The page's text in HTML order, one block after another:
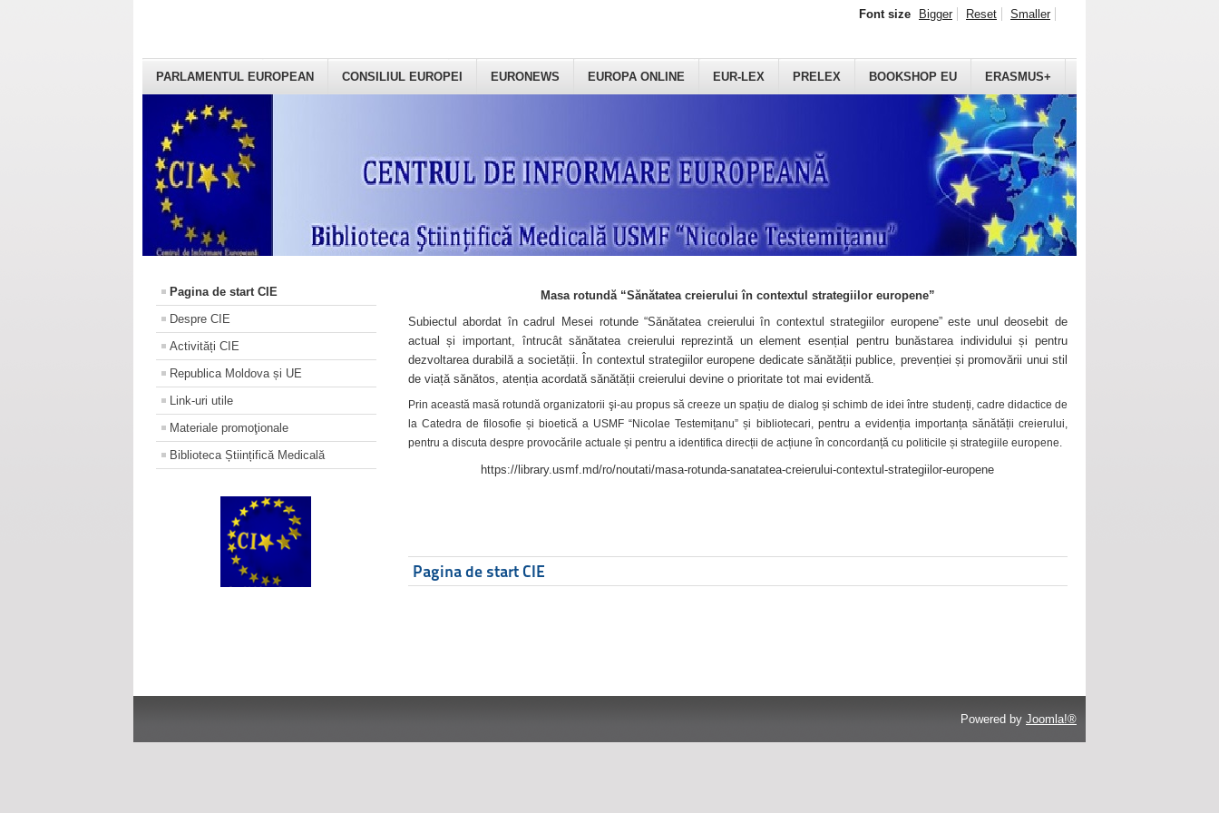
PARLAMENTUL EUROPEAN CONSILIUL EUROPEI EURONEWS EUROPA ONLINE EUR-LEX PRELEX BOOKSHOP EU ERASMUS+
Font size Bigger Reset Smaller
Pagina de start CIE
Despre CIE
Activități CIE
Republica Moldova și UE
Link-uri utile
Materiale promoţionale
Biblioteca Științifică Medicală
Masa rotundă “Sănătatea creierului în contextul strategiilor europene”
Subiectul abordat în cadrul Mesei rotunde “Sănătatea creierului în contextul strategiilor europene” este unul deosebit de
actual și important, întrucât sănătatea creierului reprezintă un element esențial pentru bunăstarea individului și pentru
dezvoltarea durabilă a societății. În contextul strategiilor europene dedicate sănătății publice, prevenției și promovării unui stil
de viață sănătos, atenția acordată sănătății creierului devine o prioritate tot mai evidentă.
Prin această masă rotundă organizatorii şi-au propus să creeze un spațiu de dialog și schimb de idei între studenți, cadre didactice de
la Catedra de filosofie și bioetică a USMF “Nicolae Testemițanu” și bibliotecari, pentru a evidenția importanța sănătății creierului,
pentru a discuta despre provocările actuale și pentru a identifica direcții de acțiune în concordanță cu politicile și strategiile europene.
https://library.usmf.md/ro/noutati/masa-rotunda-sanatatea-creierului-contextul-strategiilor-europene
Pagina de start CIE
Powered by Joomla!®